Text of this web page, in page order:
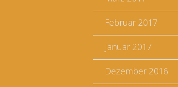
Februar 2017
Januar 2017
Dezember 2016